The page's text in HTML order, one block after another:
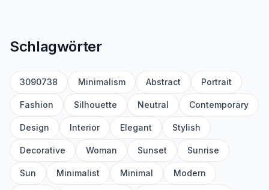
Schlagwörter
3090738 Minimalism Abstract Portrait
Fashion Silhouette Neutral Contemporary
Design Interior Elegant Stylish
Decorative Woman Sunset Sunrise
Sun Minimalist Minimal Modern